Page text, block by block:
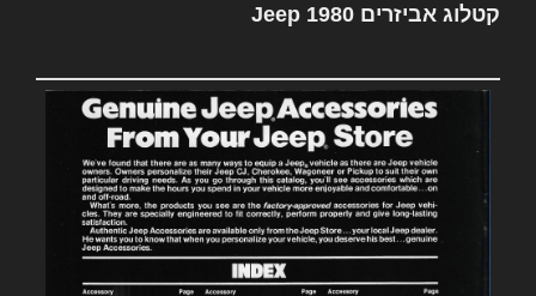
קטלוג אביזרים Jeep 1980